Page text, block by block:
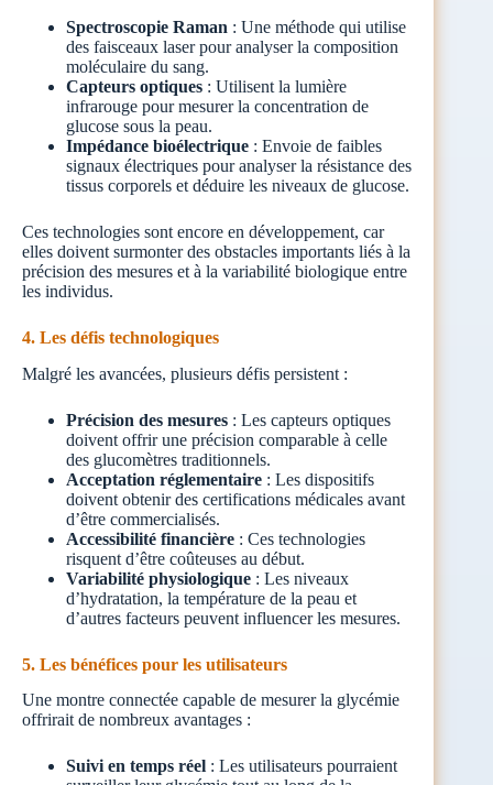
Spectroscopie Raman : Une méthode qui utilise
des faisceaux laser pour analyser la composition
moléculaire du sang.
Capteurs optiques : Utilisent la lumière
infrarouge pour mesurer la concentration de
glucose sous la peau.
Impédance bioélectrique : Envoie de faibles
signaux électriques pour analyser la résistance des
tissus corporels et déduire les niveaux de glucose.
Ces technologies sont encore en développement, car
elles doivent surmonter des obstacles importants liés à la
précision des mesures et à la variabilité biologique entre
les individus.
4. Les défis technologiques
Malgré les avancées, plusieurs défis persistent :
Précision des mesures : Les capteurs optiques
doivent offrir une précision comparable à celle
des glucomètres traditionnels.
Acceptation réglementaire : Les dispositifs
doivent obtenir des certifications médicales avant
d’être commercialisés.
Accessibilité financière : Ces technologies
risquent d’être coûteuses au début.
Variabilité physiologique : Les niveaux
d’hydratation, la température de la peau et
d’autres facteurs peuvent influencer les mesures.
5. Les bénéfices pour les utilisateurs
Une montre connectée capable de mesurer la glycémie
offrirait de nombreux avantages :
Suivi en temps réel : Les utilisateurs pourraient